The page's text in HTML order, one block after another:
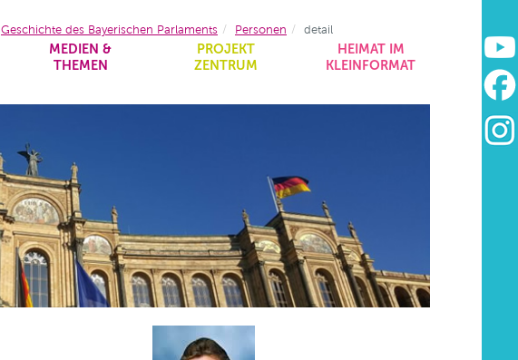
MEDIEN &
THEMEN
PROJEKT
ZENTRUM
HEIMAT IM
KLEINFORMAT
Geschichte des Bayerischen Parlaments Personen detail